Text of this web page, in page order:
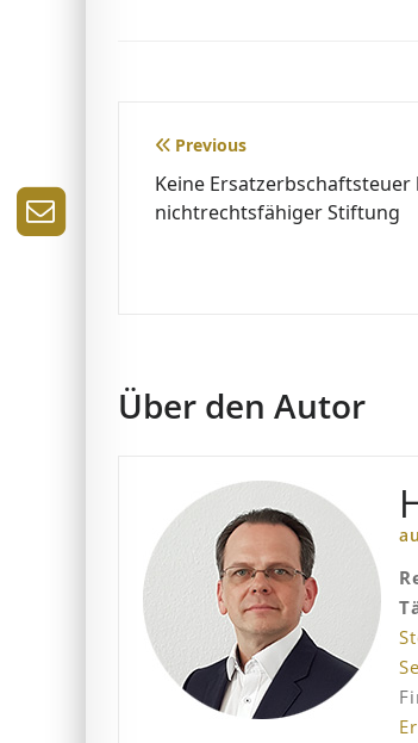
Previous
Keine Ersatzerbschaftsteuer
nichtrechtsfähiger Stiftung
Über den Autor